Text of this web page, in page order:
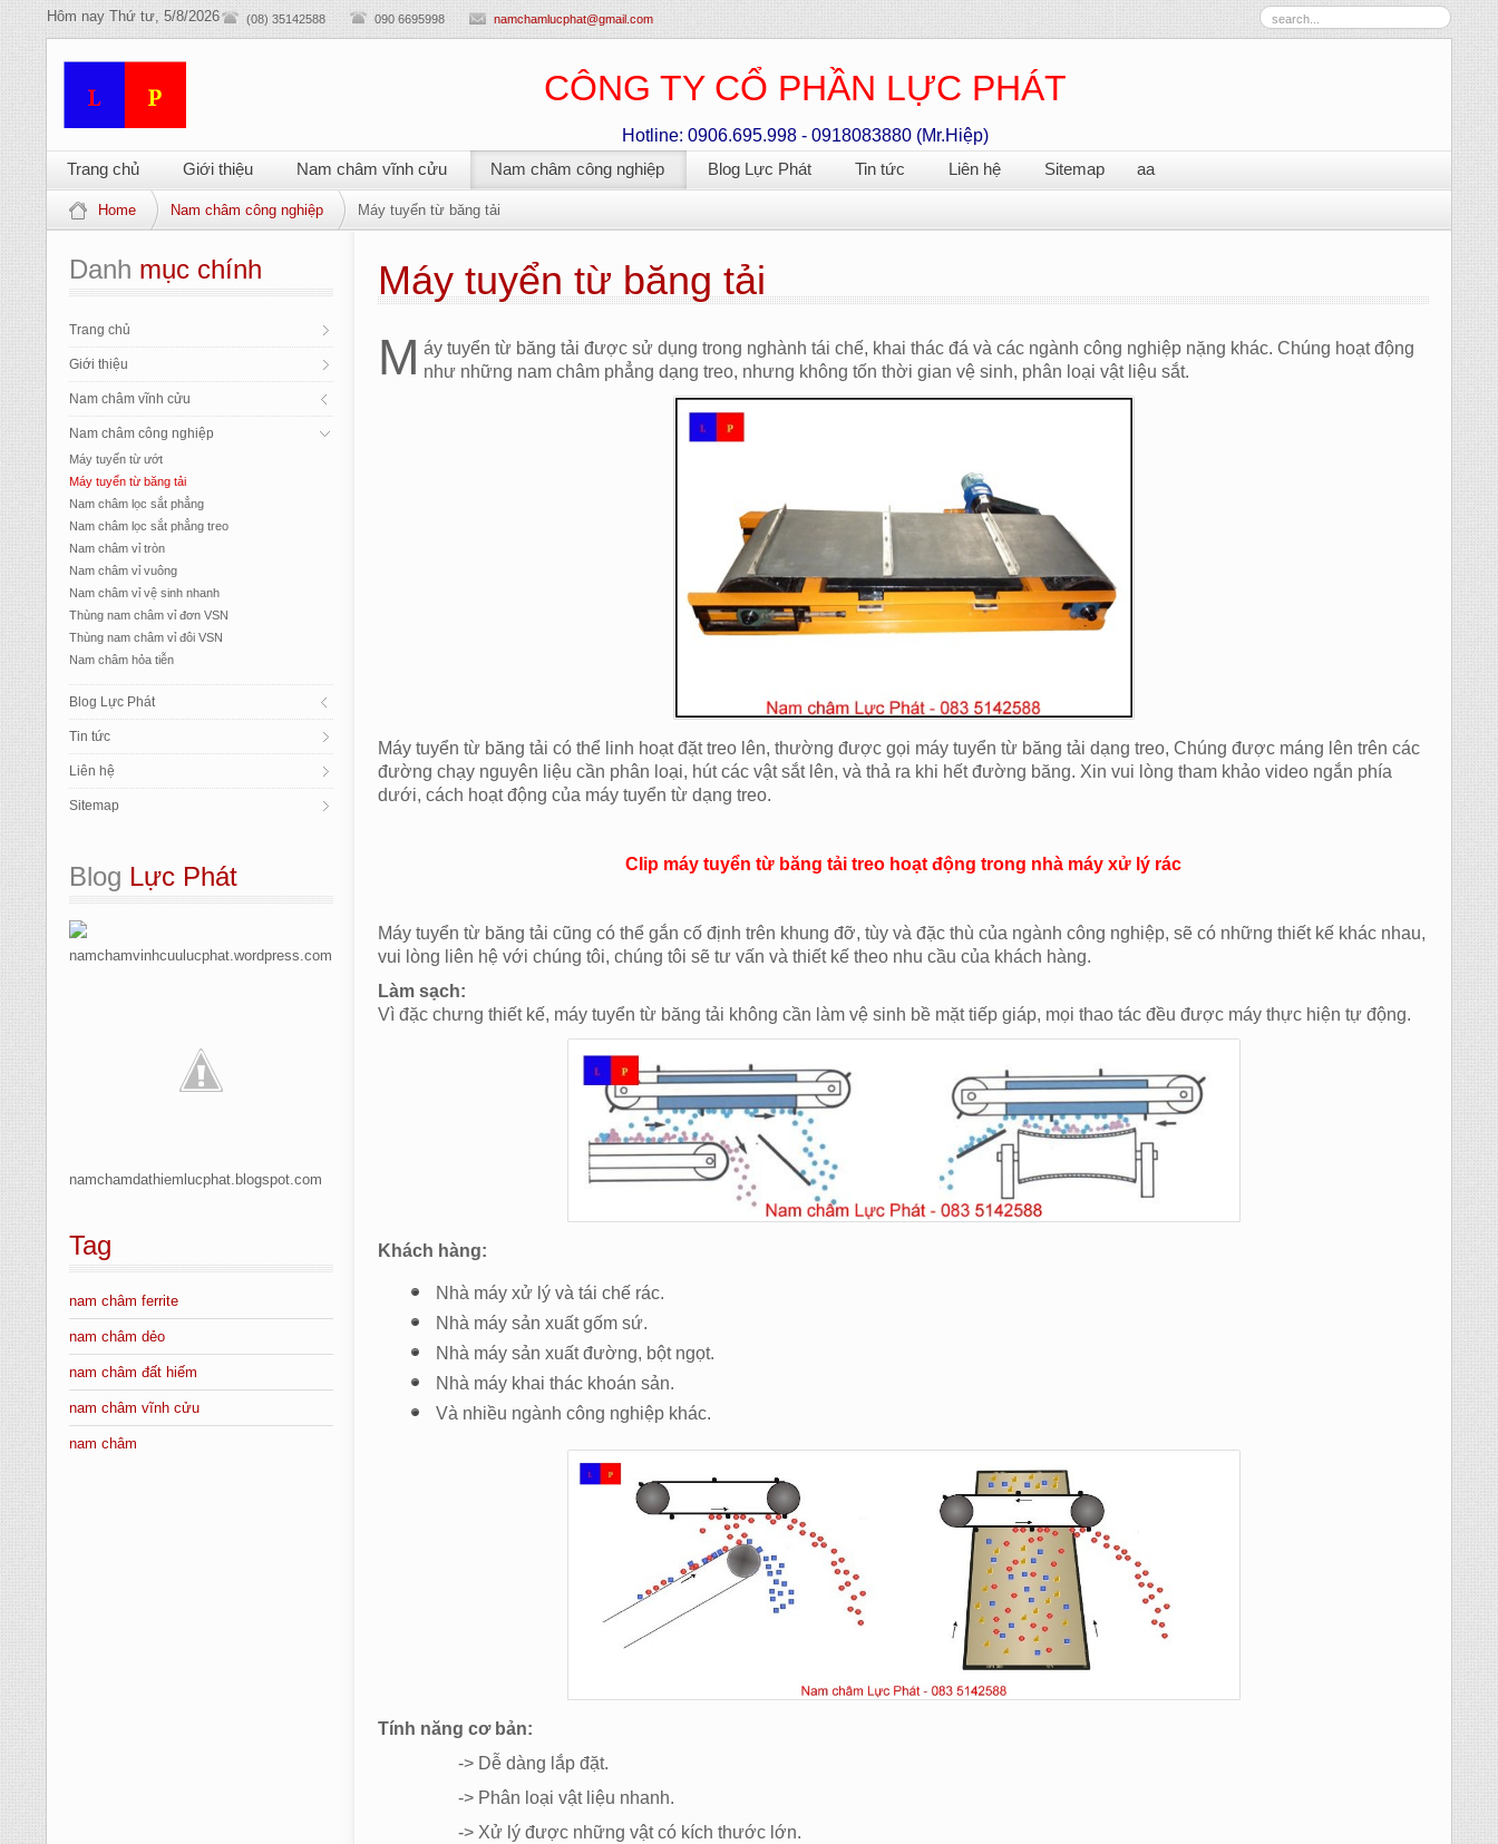
Hôm nay Thứ tư, 5/8/2026 (08) 35142588 090 6695998 namchamlucphat@gmail.com
CÔNG TY CỔ PHẦN LỰC PHÁT
Hotline: 0906.695.998 - 0918083880 (Mr.Hiệp)
Trang chủ
Giới thiệu Nam châm vĩnh cửu Nam châm công nghiệp Blog Lực Phát Tin tức Liên hệ Sitemap aa
Home Nam châm công nghiệp Máy tuyển từ băng tải
Máy tuyển từ băng tải
M áy tuyển từ băng tải được sử dụng trong nghành tái chế, khai thác đá và các ngành công nghiệp nặng khác. Chúng hoạt động
như những nam châm phẳng dạng treo, nhưng không tốn thời gian vệ sinh, phân loại vật liệu sắt.
Máy tuyển từ băng tải có thể linh hoạt đặt treo lên, thường được gọi máy tuyển từ băng tải dạng treo, Chúng được máng lên trên các
đường chạy nguyên liệu cần phân loại, hút các vật sắt lên, và thả ra khi hết đường băng. Xin vui lòng tham khảo video ngắn phía
dưới, cách hoạt động của máy tuyển từ dạng treo.
Clip máy tuyển từ băng tải treo hoạt động trong nhà máy xử lý rác
Máy tuyển từ băng tải cũng có thể gắn cố định trên khung đỡ, tùy và đặc thù của ngành công nghiệp, sẽ có những thiết kế khác nhau,
vui lòng liên hệ với chúng tôi, chúng tôi sẽ tư vấn và thiết kế theo nhu cầu của khách hàng.
Làm sạch:
Vì đặc chưng thiết kế, máy tuyển từ băng tải không cần làm vệ sinh bề mặt tiếp giáp, mọi thao tác đều được máy thực hiện tự động.
Khách hàng:
Nhà máy xử lý và tái chế rác.
Nhà máy sản xuất gốm sứ.
Nhà máy sản xuất đường, bột ngọt.
Nhà máy khai thác khoán sản.
Và nhiều ngành công nghiệp khác.
Tính năng cơ bản:
-> Dễ dàng lắp đặt.
-> Phân loại vật liệu nhanh.
-> Xử lý được những vật có kích thước lớn.
Danh mục chính
Trang chủ
Giới thiệu
Nam châm vĩnh cửu
Nam châm công nghiệp
Máy tuyển từ ướt
Máy tuyển từ băng tải
Nam châm lọc sắt phẳng
Nam châm lọc sắt phẳng treo
Nam châm vỉ tròn
Nam châm vỉ vuông
Nam châm vỉ vệ sinh nhanh
Thùng nam châm vỉ đơn VSN
Thùng nam châm vỉ đôi VSN
Nam châm hỏa tiễn
Blog Lực Phát
Tin tức
Liên hệ
Sitemap
Blog Lực Phát
namchamvinhcuulucphat.wordpress.com
namchamdathiemlucphat.blogspot.com
Tag
nam châm ferrite
nam châm dẻo
nam châm đất hiếm
nam châm vĩnh cửu
nam châm